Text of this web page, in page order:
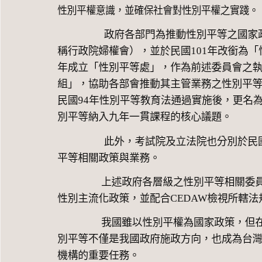
性別平權意識，並確保社會對性別平權之實踐。
政府各部門為推動性別平等之國家政
稱行政院婦權會），並於民國101年改銜為「
年成立「性別平等處」，作為前述委員會之
組」，協助各部會推動其主管業務之性別平
民國94年性別平等教育法通過實施後，更名
別平等納入九年一貫課程的核心議題。
此外，考試院及立法院也分別於民
平等相關政策與業務。
上述政府各層級之性別平等相關委員會
性別主流化政策，並配合CEDAW檢視所轄法
我國雖以性別平權為國家政策，但在性
別平等不僅是我國政府施政方向，也成為台
機構的重要任務。